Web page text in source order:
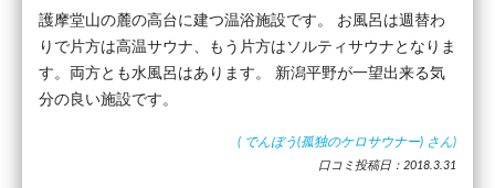
護摩堂山の麓の高台に建つ温浴施設です。 お風呂は週替わ
りで片方は高温サウナ、もう片方はソルティサウナとなりま
す。両方とも水風呂はあります。 新潟平野が一望出来る気
分の良い施設です。
( でんぼう(孤独のケロサウナー) さん)
口コミ投稿日：2018.3.31